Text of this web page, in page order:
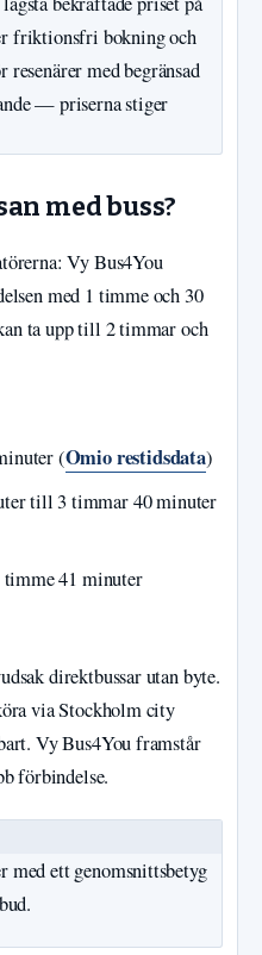
friktionsfri bokning och
resenärer med begränsad
— priserna stiger
med buss?
Vy Bus4You
med 1 timme och 30
ta upp till 2 timmar och
(Omio restidsdata)
till 3 timmar 40 minuter
41 minuter
direktbussar utan byte.
via Stockholm city
Vy Bus4You framstår
förbindelse.
med ett genomsnittsbetyg